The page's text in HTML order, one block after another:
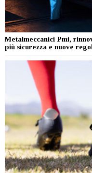
Metalmeccanici Pmi,
più sicurezza e nuove